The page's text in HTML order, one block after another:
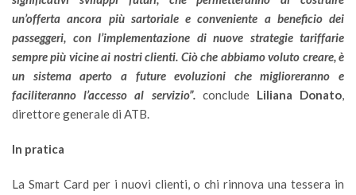
un’offerta ancora più sartoriale e conveniente a beneficio dei
passeggeri, con l’implementazione di nuove strategie tariffarie
sempre più vicine ai nostri clienti. Ciò che abbiamo voluto creare, è
un sistema aperto a future evoluzioni che miglioreranno e
faciliteranno l’accesso al servizio”.conclude Liliana Donato,
direttore generale di ATB.
In pratica
La Smart Card per i nuovi clienti, o chi rinnova una tessera in